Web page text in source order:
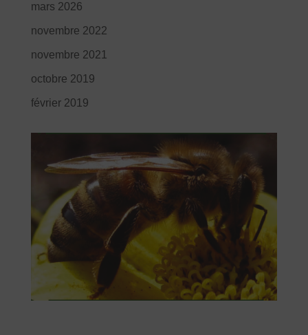
mars 2026
novembre 2022
novembre 2021
octobre 2019
février 2019